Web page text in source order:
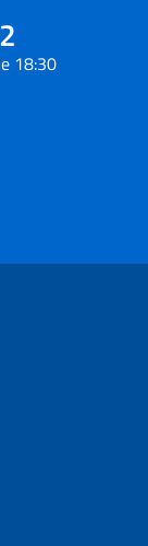
18:30